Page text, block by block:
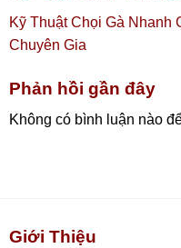
Kỹ Thuật Chọi Gà Nhanh
Chuyên Gia
Phản hồi gần đây
Không có bình luận nào
Giới Thiệu